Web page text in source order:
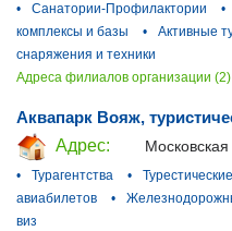
•
Санатории-Профилактории •
комплексы и базы
• Активные
снаряжения и техники
Адреса филиалов организации (2)
Аквапарк Вояж,
Адрес:
•
Турагентства •
авиабилетов
•
виз